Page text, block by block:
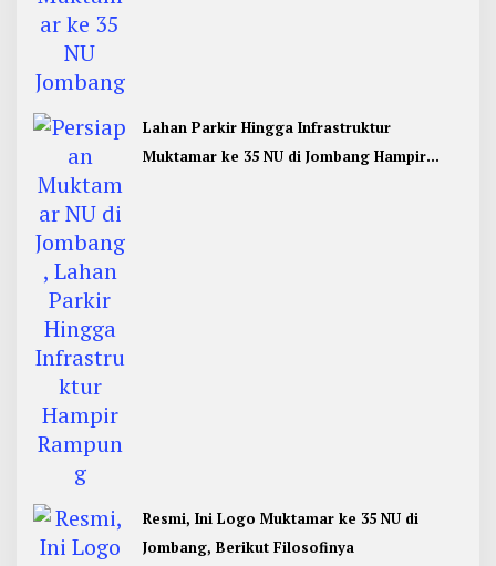
Lahan Parkir Hingga Infrastruktur
Muktamar ke 35 NU di Jombang Hampir
Resmi, Ini Logo Muktamar ke 35 NU di
Jombang, Berikut Filosofinya